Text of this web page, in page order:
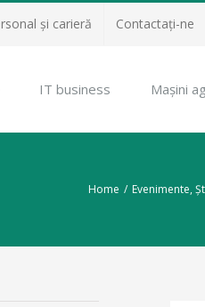
și carieră Contactați-ne
IT business Mașini
Home / Evenimente,